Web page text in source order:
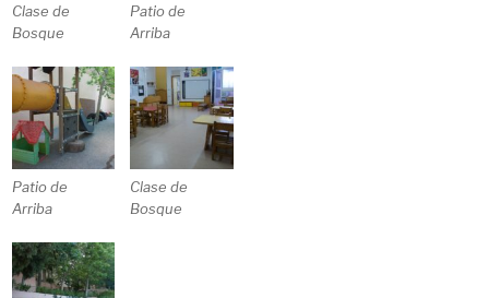
Clase de
Bosque
Patio de
Arriba
Patio de
Arriba
Clase de
Bosque